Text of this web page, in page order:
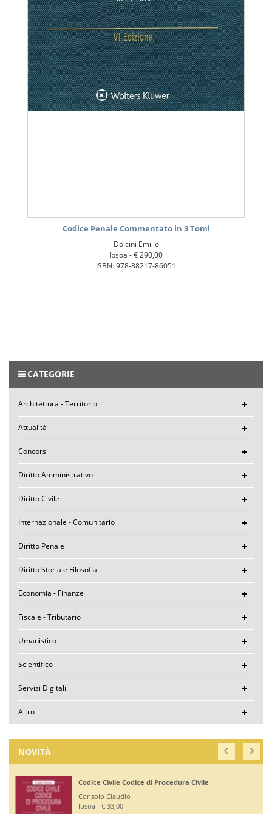
Codice Penale Commentato in 3 Tomi
Dolcini Emilio
Ipsoa -€ 290,00
ISBN: 978-88217-86051
CATEGORIE
Architettura - Territorio
Attualità
Concorsi
Diritto Amministrativo
Diritto Civile
Internazionale - Comunitario
Diritto Penale
Diritto Storia e Filosofia
Economia - Finanze
Fiscale - Tributario
Umanistico
Scientifico
Servizi Digitali
Altro
NOVITÀ
Codice Civile Codice di Procedura Civile
Consolo Claudio
Ipsoa - € 33,00